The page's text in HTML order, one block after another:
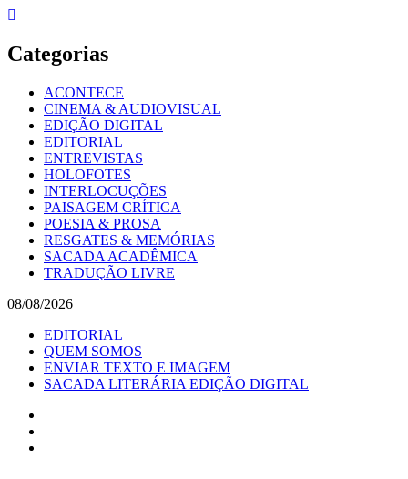
Skip
content
Categorias
ACONTECE
CINEMA & AUDIOVISUAL
EDIÇÃO DIGITAL
EDITORIAL
ENTREVISTAS
HOLOFOTES
INTERLOCUÇÕES
PAISAGEM CRÍTICA
POESIA & PROSA
RESGATES & MEMÓRIAS
SACADA ACADÊMICA
TRADUÇÃO LIVRE
08/08/2026
EDITORIAL
QUEM SOMOS
ENVIAR TEXTO E IMAGEM
SACADA LITERÁRIA EDIÇÃO DIGITAL